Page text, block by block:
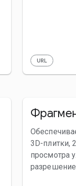
URL
3D-плитки,
просмотра